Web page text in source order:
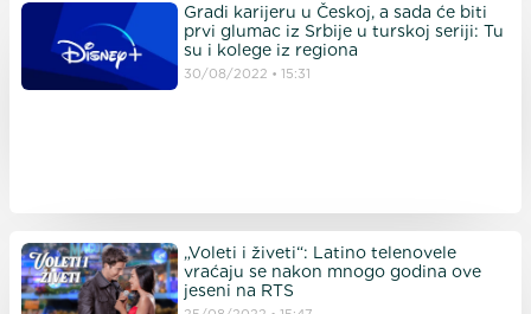
Gradi karijeru u Českoj, a sada će biti
prvi glumac iz Srbije u turskoj seriji: Tu
su i kolege iz regiona
30/08/2022 15:31
„Voleti i živeti“: Latino telenovele
vraćaju se nakon mnogo godina ove
jeseni na RTS